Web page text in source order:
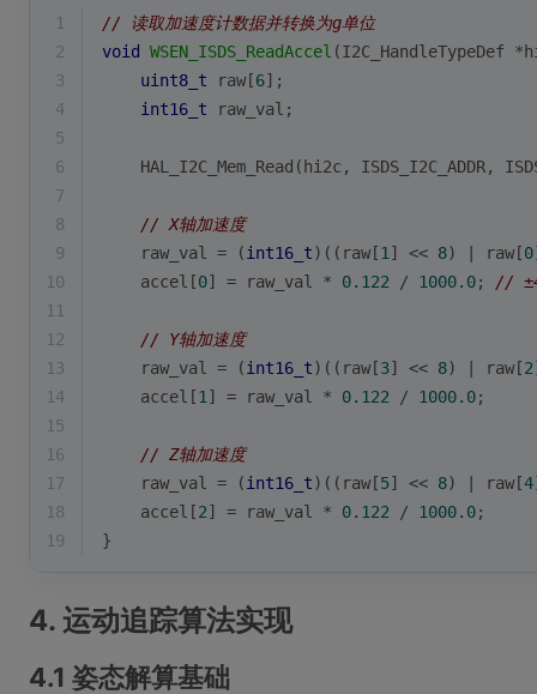
1
// 读取加速度计数据并转换为g单位
2
void WSEN_ISDS_ReadAccel (I2C_HandleTypeDef
3
uint8_t raw[6];
4
int16_t raw_val;
5
6
HAL_I2C_Mem_Read(hi2c, ISDS_I2C_ADDR,
7
8
// X轴加速度
9
    raw_val = (
int16_t)((raw[1 ] << 8) | raw[0
10
    accel[
0] = raw_val * 0.122 / 1000.0; //
11
12
// Y轴加速度
13
    raw_val = (
int16_t)((raw[3] << 8) | raw[2
14
    accel[
1 ] = raw_val * 0.122 / 1000.0;
15
16
// Z轴加速度
17
    raw_val = (
int16_t)((raw[5] << 8) | raw[4
18
    accel[
2] = raw_val * 0.122 / 1000.0;
19
}
4. 运动追踪算法实现
4.1 姿态解算基础